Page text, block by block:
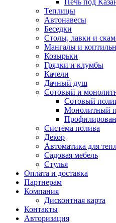
Печь под
Теплицы
Автонавесы
Беседки
Столы, лавки и
Мангалы и
Козырьки
Грядки и клумбы
Качели
Дачный душ
Сотовый и
Сотовый
Монолитный
Система полива
Декор
Автоматика для
Садовая мебель
Стулья
Оплата и доставка
Партнерам
Компания
Дисконтная карта
Контакты
Авторизация